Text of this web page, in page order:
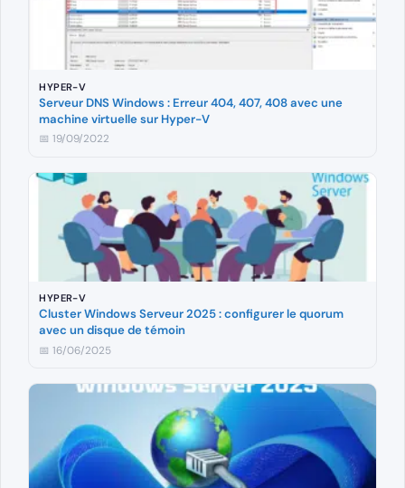
HYPER-V
Serveur DNS Windows : Erreur 404, 407, 408 avec une
machine virtuelle sur Hyper-V
📅 19/09/2022
HYPER-V
Cluster Windows Serveur 2025 : configurer le quorum
avec un disque de témoin
📅 16/06/2025